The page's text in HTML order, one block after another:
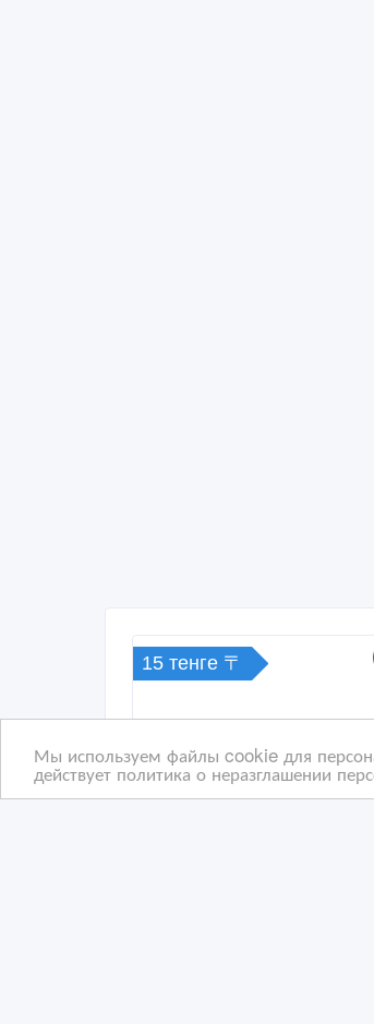
Мы используем файлы cookie для
действует политика о неразглашении
15 тенге 〒